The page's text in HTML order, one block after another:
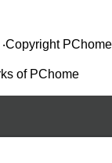
蔡兄的BMW
‧Copyright PChome
of PChome